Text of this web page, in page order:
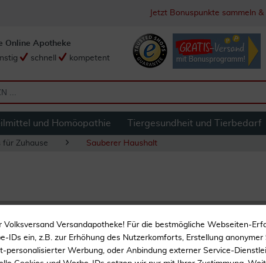
Jetzt Bonuspunkte sammeln &
Online Apotheke
schnell kompetent
und Homöopathie Tiergesundheit und Tierbedarf
für Zuhause Sauberer Haushalt
Für daheim und
Mit Minzduft
Versandapotheke! Für die bestmögliche Webseiten-
IDs ein, z.B. zur Erhöhung des Nutzerkomforts, Erstellung
personalisierter Werbung, oder Anbindung externer Service-